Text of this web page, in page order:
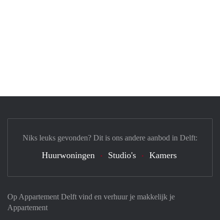
Op Appartement Delft vind en verhuur je makkelijk je
Appartement
Niks leuks gevonden? Dit is ons andere aanbod in Delft:
Huurwoningen Studio's Kamers